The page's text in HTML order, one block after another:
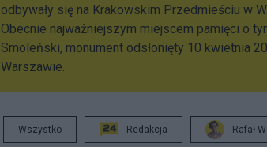
odbywały się na Krakowskim Przedmieściu w
Obecnie najważniejszym miejscem pamięci o
Smoleński, monument odsłonięty 10 kwietnia
Warszawie.
Wszystko Redakcja Rafał